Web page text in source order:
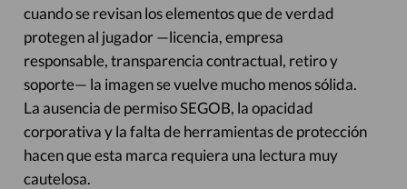
cuando se revisan los elementos que de verdad
protegen al jugador —licencia, empresa
responsable, transparencia contractual, retiro y
soporte— la imagen se vuelve mucho menos sólida.
La ausencia de permiso SEGOB, la opacidad
corporativa y la falta de herramientas de protección
hacen que esta marca requiera una lectura muy
cautelosa.